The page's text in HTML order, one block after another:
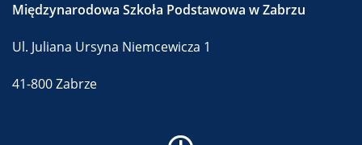
Międzynarodowa Szkoła Podstawowa w Zabrzu
Ul. Juliana Ursyna Niemcewicza 1
41-800 Zabrze